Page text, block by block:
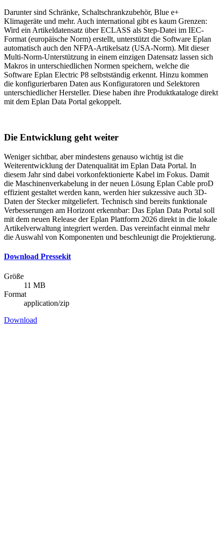
Darunter sind Schränke, Schaltschrankzubehör, Blue e+
Klimageräte und mehr. Auch international gibt es kaum Grenzen:
Wird ein Artikeldatensatz über ECLASS als Step-Datei im IEC-
Format (europäische Norm) erstellt, unterstützt die Software Eplan
automatisch auch den NFPA-Artikelsatz (USA-Norm). Mit dieser
Multi-Norm-Unterstützung in einem einzigen Datensatz lassen sich
Makros in unterschiedlichen Normen speichern, welche die
Software Eplan Electric P8 selbstständig erkennt. Hinzu kommen
die konfigurierbaren Daten aus Konfiguratoren und Selektoren
unterschiedlicher Hersteller. Diese haben ihre Produktkataloge direkt
mit dem Eplan Data Portal gekoppelt.
Die Entwicklung geht weiter
Weniger sichtbar, aber mindestens genauso wichtig ist die
Weiterentwicklung der Datenqualität im Eplan Data Portal. In
diesem Jahr sind dabei vorkonfektionierte Kabel im Fokus. Damit
die Maschinenverkabelung in der neuen Lösung Eplan Cable proD
effizient gestaltet werden kann, werden hier sukzessive auch 3D-
Daten der Stecker mitgeliefert. Technisch sind bereits funktionale
Verbesserungen am Horizont erkennbar: Das Eplan Data Portal soll
mit dem neuen Release der Eplan Plattform 2026 direkt in die lokale
Artikelverwaltung integriert werden. Das vereinfacht einmal mehr
die Auswahl von Komponenten und beschleunigt die Projektierung.
Download Pressekit
Größe
11 MB
Format
application/zip
Download